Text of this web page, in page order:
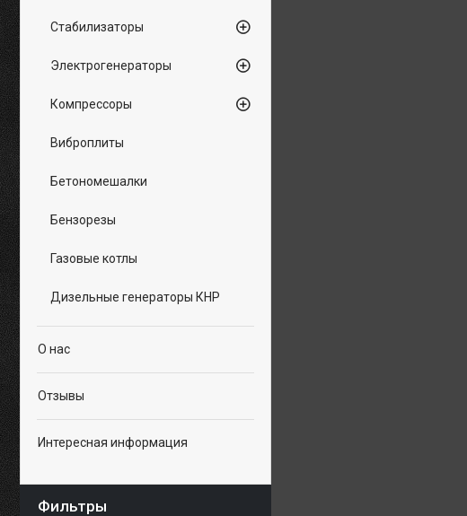
Стабилизаторы
Электрогенераторы
Компрессоры
Виброплиты
Бетономешалки
Бензорезы
Газовые котлы
Дизельные генераторы КНР
О нас
Отзывы
Интересная информация
Фильтры